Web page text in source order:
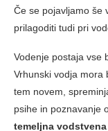
Če se pojavljamo še
prilagoditi tudi pri
Vodenje postaja vse
Vrhunski vodja mora
tem novem,
psihe in poznavanje
temeljna